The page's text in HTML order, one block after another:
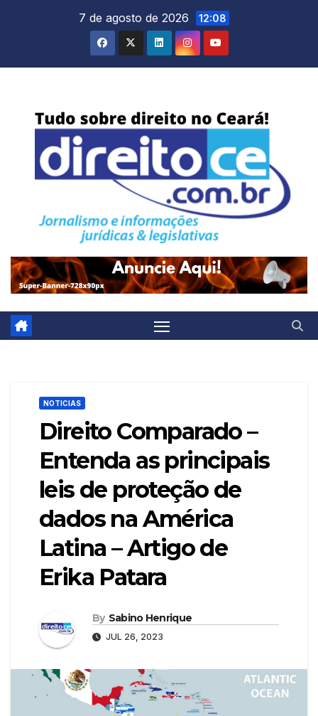
7 de agosto de 2026 12:08
NOTICIAS
Direito Comparado –
Entenda as principais
leis de proteção de
dados na América
Latina – Artigo de
Erika Patara
By Sabino Henrique
JUL 26, 2023